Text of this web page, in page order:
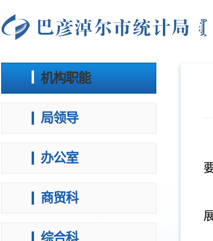
机构职能
局领导
办公室
商贸科
综合科